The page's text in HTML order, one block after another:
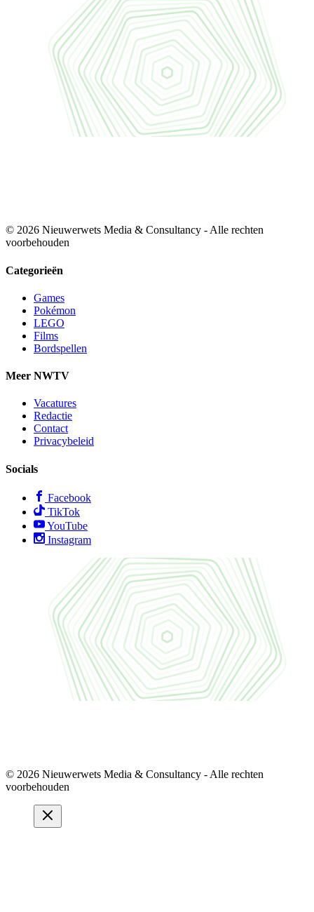
© 2026 Nieuwerwets Media & Consultancy - Alle rechten
voorbehouden
Categorieën
Games
Pokémon
LEGO
Films
Bordspellen
Meer NWTV
Vacatures
Redactie
Contact
Privacybeleid
Socials
Facebook
TikTok
YouTube
Instagram
© 2026 Nieuwerwets Media & Consultancy - Alle rechten
voorbehouden